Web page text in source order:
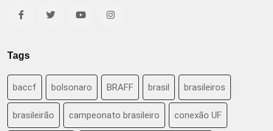
Tags
baccf bolsonaro BRAFF brasil brasileiros
brasileirão campeonato brasileiro conexão UF